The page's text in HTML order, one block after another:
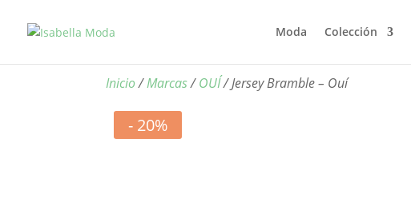
Moda Colección
Inicio/Marcas/OUÍ/ Jersey Bramble – Ouí
- 20%